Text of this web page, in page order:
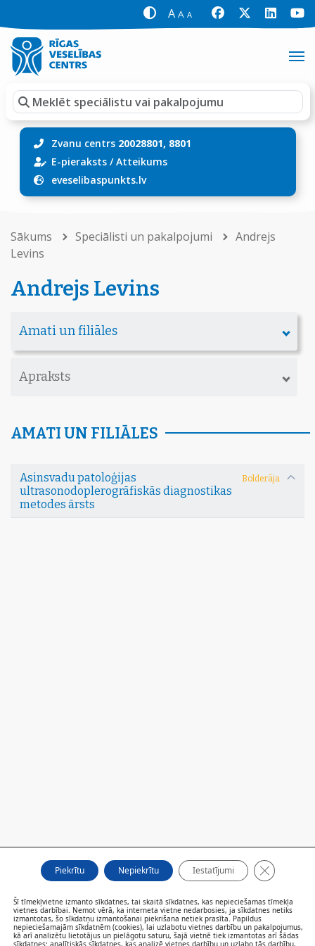
A A A
Zvanu centrs 20028801, 8801
E-pieraksts/Atteikums
eveselibaspunkts.lv
Sākums Speciālisti un pakalpojumi
Andrejs
Levins
Andrejs Levins
Amati un filiāles
Apraksts
AMATI UN FILIĀLES
Asinsvadu patoloģijas
ultrasonodoplerogrāfiskās diagnostikas
metodes ārsts
Bolderāja
FILIĀLES
AKTUALITĀTES
Šī tīmekļvietne izmanto sīkdatnes, tai skaitā sīkdatnes, kas nepieciešamas tīmekļa
vietnes darbībai. Ņemot vērā, ka interneta vietne nedarbosies, ja sīkdatnes netiks
izmantotas, šo sīkdatņu izmantošanai piekrišana netiek prasīta. Papildus
nepieciešamajām sīkdatnēm (cookies), lai uzlabotu vietnes darbību un pakalpojumus,
kā arī analizētu lietotājus un pielāgotu saturu, šajā vietnē tiek izmantotas arī šādas
sīkdatnes: analītiskās sīkdatnes, kas analizē vietnes darbību un uzlabo tās darbību,
Piekrītu Nepiekrītu Iestatījumi Close